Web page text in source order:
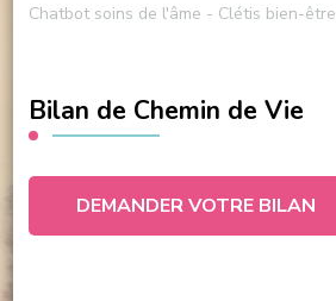
Chatbot soins de l'âme - Clétis bien-être
Bilan de Chemin de Vie
DEMANDER VOTRE BILAN